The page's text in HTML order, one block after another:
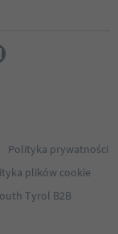
Polityka prywatności
plików cookie
Tyrol B2B